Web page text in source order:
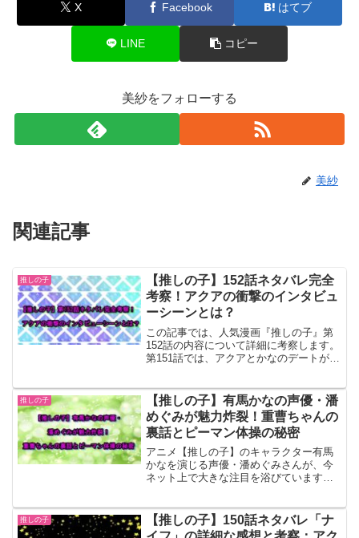
X Facebook はてブ
LINE コピー
美紗をフォローする
美紗
関連記事
推しの子
【推しの子】152話ネタバレ完全
考察！アクアの衝撃のインタビュ
ーシーンとは？
この記事では、人気漫画『推しの子』第
152話の内容について詳細に考察します。
第151話では、アクアとかなのデートが描
開が待っているのでしょうか？今回は映
画「15年の嘘」の試写上映やアクアのイ
ンタビューシーンについても触れていき
ます。
推しの子
【推しの子】有馬かなの声優・潘
めぐみが魅力炸裂！重曹ちゃんの
裏話とピーマン体操の秘密
アニメ【推しの子】のキャラクター有馬
かなを演じる声優・潘めぐみさんが、今
ネット上で大きな注目を浴びています。
ってみた！」動画です。本記事では、潘
めぐみさんの魅力を余すところなくお伝
推しの子
【推しの子】150話ネタバレ「ナ